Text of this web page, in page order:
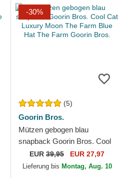
-30%
(5)
Goorin Bros.
Mützen gebogen blau
snapback Goorin Bros. Cool
Cat Luxury Moon The Farm
Blue Hat The Farm Goorin...
EUR 39,95 EUR 27,97
Lieferung bis Montag, Aug. 10